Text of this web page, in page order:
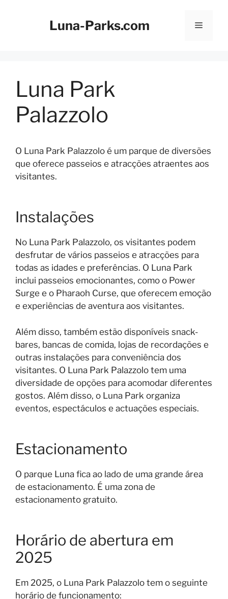
Luna-Parks.com Menu
Luna Park
Palazzolo
O Luna Park Palazzolo é um parque de diversões
que oferece passeios e atracções atraentes aos
visitantes.
Instalações
No Luna Park Palazzolo, os visitantes podem
desfrutar de vários passeios e atracções para
todas as idades e preferências. O Luna Park
inclui passeios emocionantes, como o Power
Surge e o Pharaoh Curse, que oferecem emoção
e experiências de aventura aos visitantes.
Além disso, também estão disponíveis snack-
bares, bancas de comida, lojas de recordações e
outras instalações para conveniência dos
visitantes. O Luna Park Palazzolo tem uma
diversidade de opções para acomodar diferentes
gostos. Além disso, o Luna Park organiza
eventos, espectáculos e actuações especiais.
Estacionamento
O parque Luna fica ao lado de uma grande área
de estacionamento. É uma zona de
estacionamento gratuito.
Horário de abertura em
2025
Em 2025, o Luna Park Palazzolo tem o seguinte
horário de funcionamento: